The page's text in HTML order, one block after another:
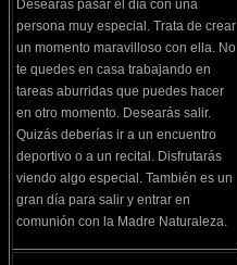
Desearás pasar el día con una
persona muy especial. Trata de crear
un momento maravilloso con ella. No
te quedes en casa trabajando en
tareas aburridas que puedes hacer
en otro momento. Desearás salir.
Quizás deberías ir a un encuentro
deportivo o a un recital. Disfrutarás
viendo algo especial. También es un
gran día para salir y entrar en
comunión con la Madre Naturaleza.